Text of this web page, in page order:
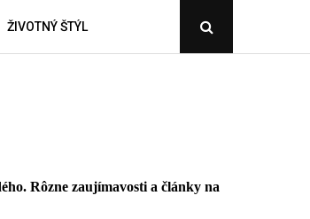
ŽIVOTNÝ ŠTÝL
Open
Popup
Rôzne zaujímavosti a články na